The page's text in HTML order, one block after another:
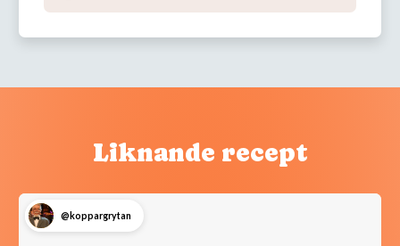
Liknande recept
@koppargrytan